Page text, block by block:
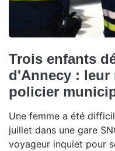
Trois enfants
d'Annecy : leur
policier
Une femme a été
juillet dans une gare
voyageur inquiet pour